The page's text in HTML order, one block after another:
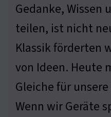
Gedanke, Wissen
teilen, ist nicht
Klassik förderten
von Ideen. Heute
Gleiche für
Wenn wir Geräte